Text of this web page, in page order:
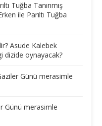
Tuğba Tanınmış
ile Parıltı Tuğba
Asude Kalebek
dizide oynayacak?
Günü merasimle
Günü merasimle